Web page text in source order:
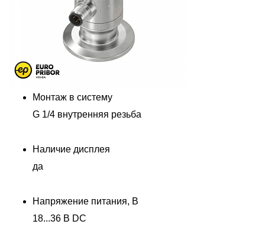
Монтаж в систему
G 1/4 внутренняя резьба
Наличие дисплея
да
Напряжение питания, В
18...36 В DC